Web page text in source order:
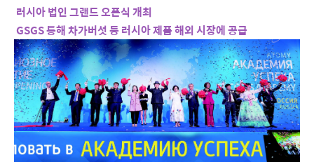
러시아 법인 그랜드 오픈식 개최
GSGS 통해 차가버섯 등 러시아 제품 해외 시장에 공급